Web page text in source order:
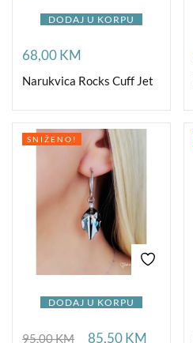
DODAJ U KORPU
68,00KM
Narukvica Rocks Cuff Jet
DODAJ U KORPU
SNIŽENO!
95,00KM 85,50KM